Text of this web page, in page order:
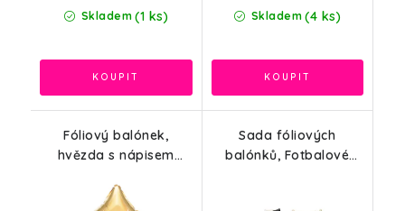
Skladem (1 ks) Skladem (4 ks)
Fóliový balónek,
hvězda s nápisem
47x50
Sada fóliových
balónků, Fotbalové